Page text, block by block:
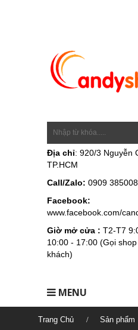
Địa chỉ: 920/3 Nguyễn
TP.HCM
Call/Zalo: 0909 385008
Facebook:
www.facebook.com/
Giờ mở cửa : T2-T7
10:00 - 17:00 (Gọi
khách)
MENU
Trang Chủ Sản phẩm